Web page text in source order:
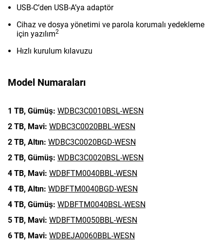
USB-C’den USB-A’ya adaptör
Cihaz ve dosya yönetimi ve parola korumalı yedekleme
için yazılım2
Hızlı kurulum kılavuzu
Model Numaraları
1 TB, Gümüş: WDBC3C0010BSL-WESN
2 TB, Mavi: WDBC3C0020BBL-WESN
2 TB, Altın: WDBC3C0020BGD-WESN
2 TB, Gümüş: WDBC3C0020BSL-WESN
4 TB, Mavi: WDBFTM0040BBL-WESN
4 TB, Altın: WDBFTM0040BGD-WESN
4 TB, Gümüş: WDBFTM0040BSL-WESN
5 TB, Mavi: WDBFTM0050BBL-WESN
6 TB, Mavi: WDBEJA0060BBL-WESN